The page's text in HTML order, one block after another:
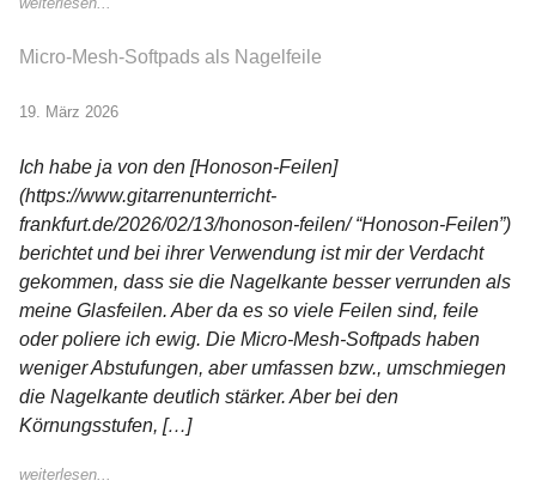
Micro-Mesh-Softpads als Nagelfeile
19. März 2026
Ich habe ja von den [Honoson-Feilen]
(https://www.gitarrenunterricht-
frankfurt.de/2026/02/13/honoson-feilen/ “Honoson-Feilen”)
berichtet und bei ihrer Verwendung ist mir der Verdacht
gekommen, dass sie die Nagelkante besser verrunden als
meine Glasfeilen. Aber da es so viele Feilen sind, feile
oder poliere ich ewig. Die Micro-Mesh-Softpads haben
weniger Abstufungen, aber umfassen bzw., umschmiegen
die Nagelkante deutlich stärker. Aber bei den
Körnungsstufen, […]
weiterlesen...